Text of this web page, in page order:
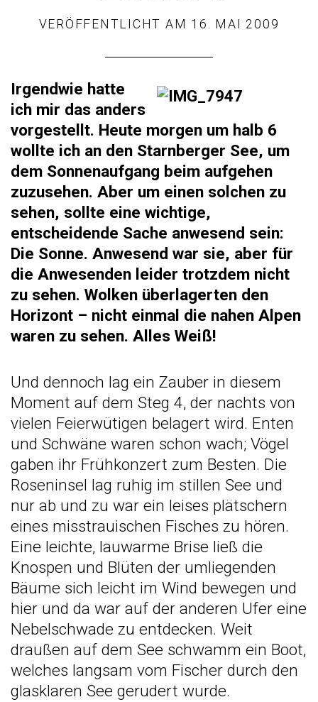
VERÖFFENTLICHT AM 16. MAI 2009
Irgendwie hatte
ich mir das anders
vorgestellt. Heute morgen um halb 6
wollte ich an den Starnberger See, um
dem Sonnenaufgang beim aufgehen
zuzusehen. Aber um einen solchen zu
sehen, sollte eine wichtige,
entscheidende Sache anwesend sein:
Die Sonne. Anwesend war sie, aber für
die Anwesenden leider trotzdem nicht
zu sehen. Wolken überlagerten den
Horizont – nicht einmal die nahen Alpen
waren zu sehen. Alles Weiß!
Und dennoch lag ein Zauber in diesem
Moment auf dem Steg 4, der nachts von
vielen Feierwütigen belagert wird. Enten
und Schwäne waren schon wach; Vögel
gaben ihr Frühkonzert zum Besten. Die
Roseninsel lag ruhig im stillen See und
nur ab und zu war ein leises plätschern
eines misstrauischen Fisches zu hören.
Eine leichte, lauwarme Brise ließ die
Knospen und Blüten der umliegenden
Bäume sich leicht im Wind bewegen und
hier und da war auf der anderen Ufer eine
Nebelschwade zu entdecken. Weit
draußen auf dem See schwamm ein Boot,
welches langsam vom Fischer durch den
glasklaren See gerudert wurde.